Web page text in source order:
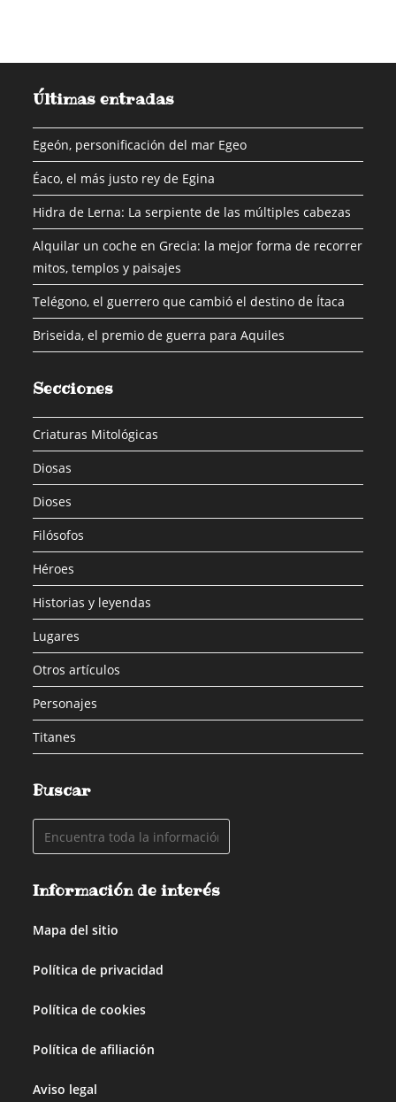
Últimas entradas
Egeón, personificación del mar Egeo
Éaco, el más justo rey de Egina
Hidra de Lerna: La serpiente de las múltiples cabezas
Alquilar un coche en Grecia: la mejor forma de recorrer
mitos, templos y paisajes
Telégono, el guerrero que cambió el destino de Ítaca
Briseida, el premio de guerra para Aquiles
Secciones
Criaturas Mitológicas
Diosas
Dioses
Filósofos
Héroes
Historias y leyendas
Lugares
Otros artículos
Personajes
Titanes
Buscar
Información de interés
Mapa del sitio
Política de privacidad
Política de cookies
Política de afiliación
Aviso legal